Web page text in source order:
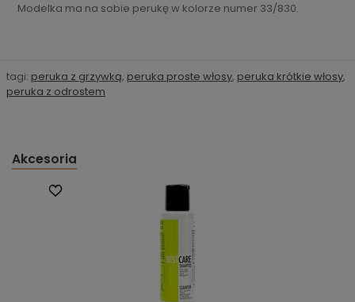
Modelka ma na sobie perukę w kolorze numer 33/830.
tagi: peruka z grzywką, peruka proste włosy, peruka krótkie włosy,
peruka z odrostem
Akcesoria